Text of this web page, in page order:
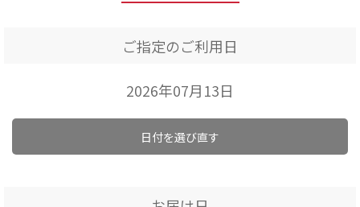
ご指定のご利用日
2026年07月13日
日付を選び直す